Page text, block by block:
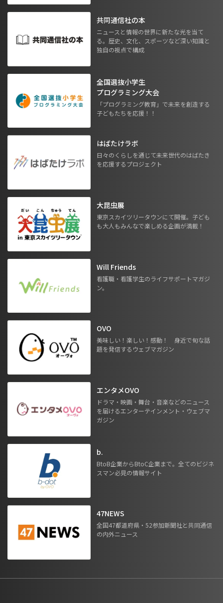
共同通信社の本
ニュースと情報の世界に新たな光を当て
る。歴史、文化、スポーツなど深い知識と
独自の視点で構成
全国選抜小学生
プログラミング大会
「プログラミング教育」で未来を創造する
子どもたちを応援！！
はばたけラボ
日々のくらしを通じて未来世代のはばたき
を応援するプロジェクト
大昆虫展
東京スカイツリータウンにて開催。子ども
も大人もみんなで楽しめる企画が満載！
Will Friends
看護職・看護学生のライフサポートマガジ
ン。
OVO
美味しい！楽しい！感動！ 身近で旬な話
題を発信するウェブマガジン
エンタメOVO
ドラマ・映画・舞台・音楽などのニュース
を届けるエンターテインメント・ウェブマ
ガジン
b.
BtoB企業からBtoC企業まで。全てのビジネ
スマン必見の情報サイト
47NEWS
全国47都道府県・52参加新聞社と共同通信
の内外ニュース